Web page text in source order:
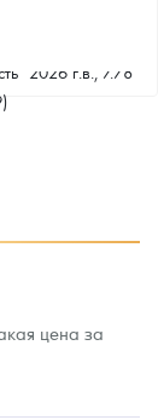
2026 г.в., 7.78
цена за